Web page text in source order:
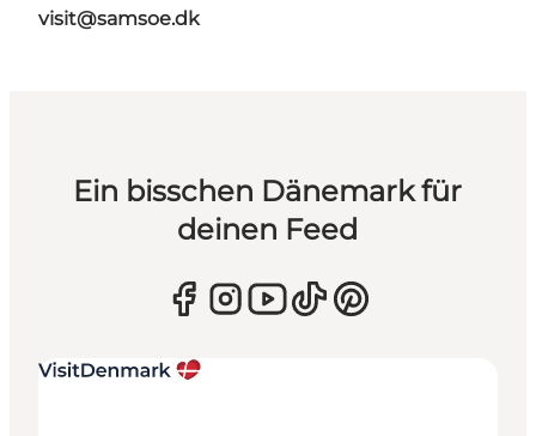
visit@samsoe.dk
Ein bisschen Dänemark für
deinen Feed